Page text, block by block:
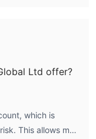
Ltd offer?
which is
This allows me